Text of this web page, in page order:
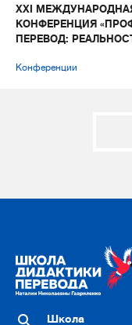
XXI
КОНФЕРЕНЦИЯ
ПЕРЕВОД:
Конференции
Школа